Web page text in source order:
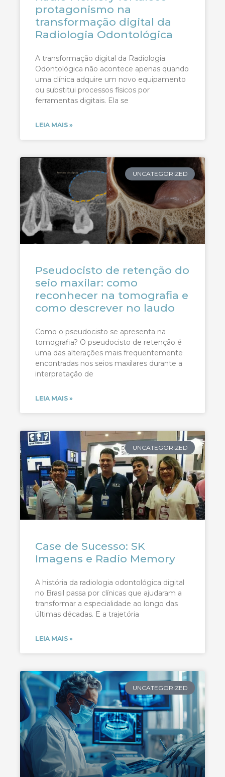
protagonismo na
transformação digital da
Radiologia Odontológica
A transformação digital da Radiologia
Odontológica não acontece apenas quando
uma clínica adquire um novo equipamento
ou substitui processos físicos por
ferramentas digitais. Ela se
LEIA MAIS »
UNCATEGORIZED
Pseudocisto de retenção do
seio maxilar: como
reconhecer na tomografia e
como descrever no laudo
Como o pseudocisto se apresenta na
tomografia? O pseudocisto de retenção é
uma das alterações mais frequentemente
encontradas nos seios maxilares durante a
interpretação de
LEIA MAIS »
UNCATEGORIZED
Case de Sucesso: SK
Imagens e Radio Memory
A história da radiologia odontológica digital
no Brasil passa por clínicas que ajudaram a
transformar a especialidade ao longo das
últimas décadas. E a trajetória
LEIA MAIS »
UNCATEGORIZED